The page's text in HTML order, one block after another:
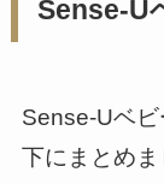
Sense-U
Sense-Uベ
下にまとめま